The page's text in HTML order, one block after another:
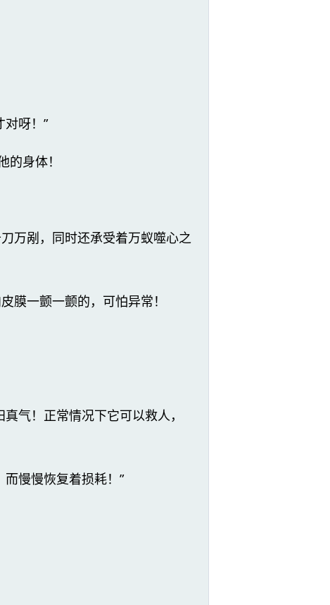
呀！”
身体！
万剐，同时还承受着万蚁噬心之
膜一颤一颤的，可怕异常！
气！正常情况下它可以救人，
慢慢恢复着损耗！”